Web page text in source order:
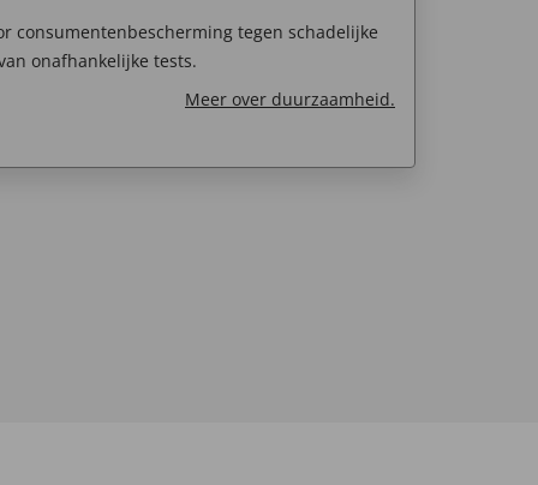
consumentenbescherming tegen schadelijke
onafhankelijke tests.
Meer over duurzaamheid.